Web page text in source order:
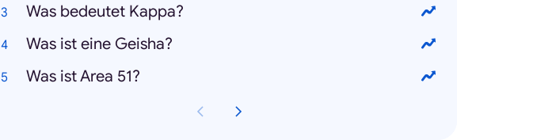
Was bedeutet Kappa?
Was ist eine Geisha?
Was ist Area 51?